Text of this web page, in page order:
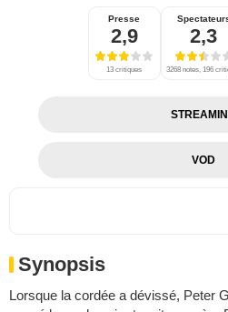
Presse
2,9
13 critiques
2,3
3268 notes, 196
VOD
Synopsis
Lorsque la cordée a dévissé, Peter